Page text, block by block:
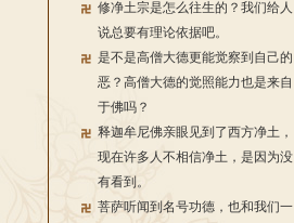
修净土宗是怎么往生的？我们给人
说总要有理论依据吧。
是不是高僧大德更能觉察到自己的
恶？高僧大德的觉照能力也是来自
于佛吗？
释迦牟尼佛亲眼见到了西方净土，
现在许多人不相信净土，是因为没
有看到。
菩萨听闻到名号功德，也和我们一